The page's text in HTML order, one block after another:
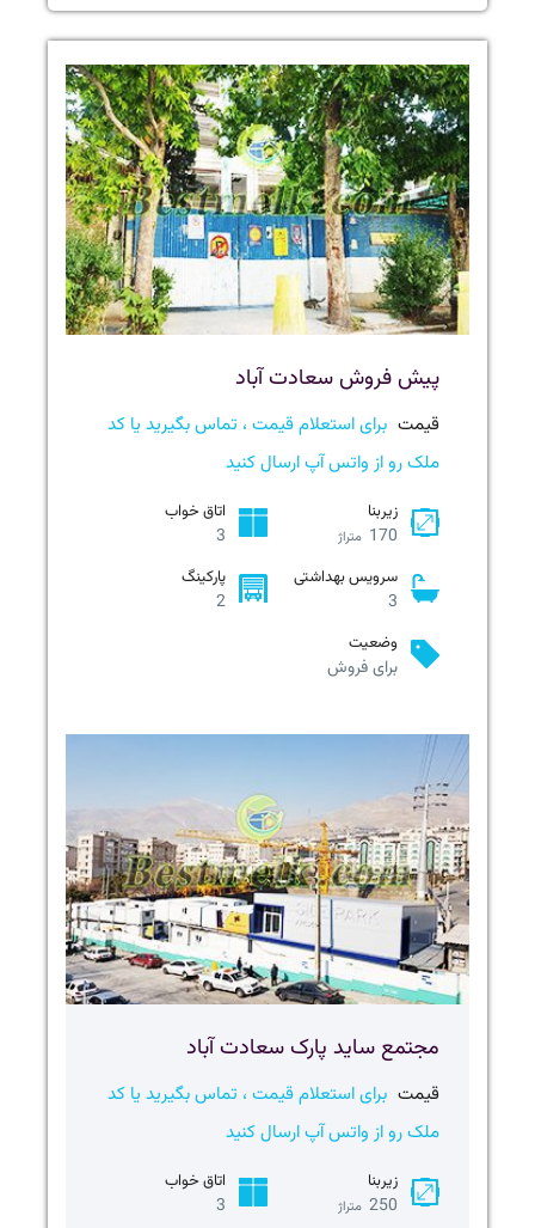
پیش فروش سعادت آباد
قیمت برای استعلام قیمت ، تماس بگیرید یا کد
ملک رو از واتس آپ ارسال کنید
زیربنا
170 متراژ
اتاق خواب
3
سرویس بهداشتی
3
پارکینگ
2
وضعیت
برای فروش
مجتمع ساید پارک سعادت آباد
قیمت برای استعلام قیمت ، تماس بگیرید یا کد
ملک رو از واتس آپ ارسال کنید
زیربنا
250 متراژ
اتاق خواب
3